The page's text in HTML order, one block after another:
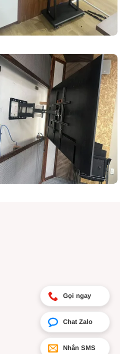
Gọi ngay
Chat Zalo
Nhắn SMS